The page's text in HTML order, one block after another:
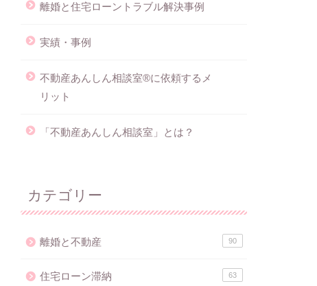
離婚と住宅ローントラブル解決事例
実績・事例
不動産あんしん相談室®に依頼するメ
リット
「不動産あんしん相談室」とは？
カテゴリー
離婚と不動産 90
住宅ローン滞納 63